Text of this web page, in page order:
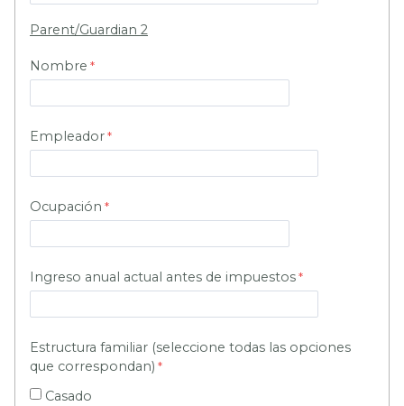
Parent/Guardian 2
Nombre
Empleador
Ocupación
Ingreso anual actual antes de impuestos
Estructura familiar (seleccione todas las opciones
que correspondan)
Casado